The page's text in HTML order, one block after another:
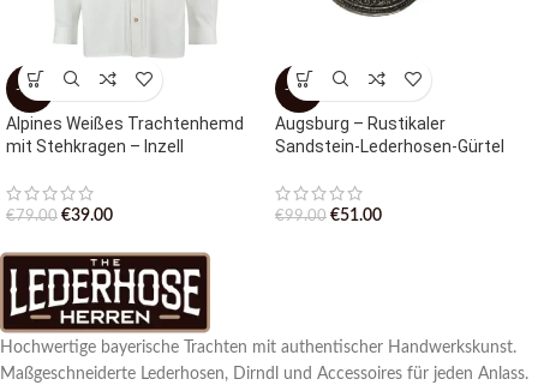
-51%
Alpines Weißes Trachtenhemd
mit Stehkragen – Inzell
€79.00 €39.00
-48%
Augsburg – Rustikaler
Sandstein-Lederhosen-Gürtel
€99.00 €51.00
Hochwertige bayerische Trachten mit authentischer Handwerkskunst.
Maßgeschneiderte Lederhosen, Dirndl und Accessoires für jeden Anlass.